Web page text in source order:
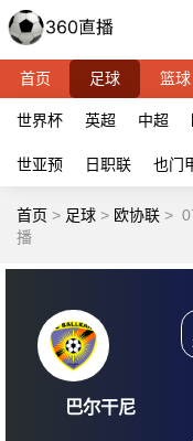
首页 足球 篮球
世界杯 英超 中超
世亚预 日职联 也门
首页 > 足球 > 欧协联 >
播